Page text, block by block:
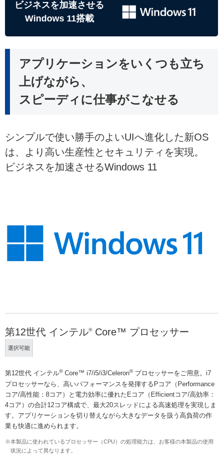
ビジネスを加速させる
Windows 11搭載
アプリケーションをいくつも立ち
上げながら、
スピーディに仕事がこなせる
シンプルで使い勝手のよいUIへ進化した新OS
は、より高い生産性とセキュリティを実現。
ビジネスを加速させるWindows 11
第12世代 インテル®Core™ プロセッサー
選択可能
第12世代 インテル®Core™ i7/i5/i3/Celeron®プロセッサーをご用意。i7
プロセッサーなら、高いパフォーマンスを発揮するPコア（Performance
コア/高性能：8コア）と電力効率に優れたEコア（Efficientコア/高効率：
4コア）の合計12コア構成で、最大20スレッドによる高速処理を実現しま
す。アプリケーションを切り替えながら大きなデータを扱う高負荷の作
業も快適に進められます。
※本製品に使われているプロセッサー（CPU）の処理能力は、お客様の本製品の使用
状況によって異なります。